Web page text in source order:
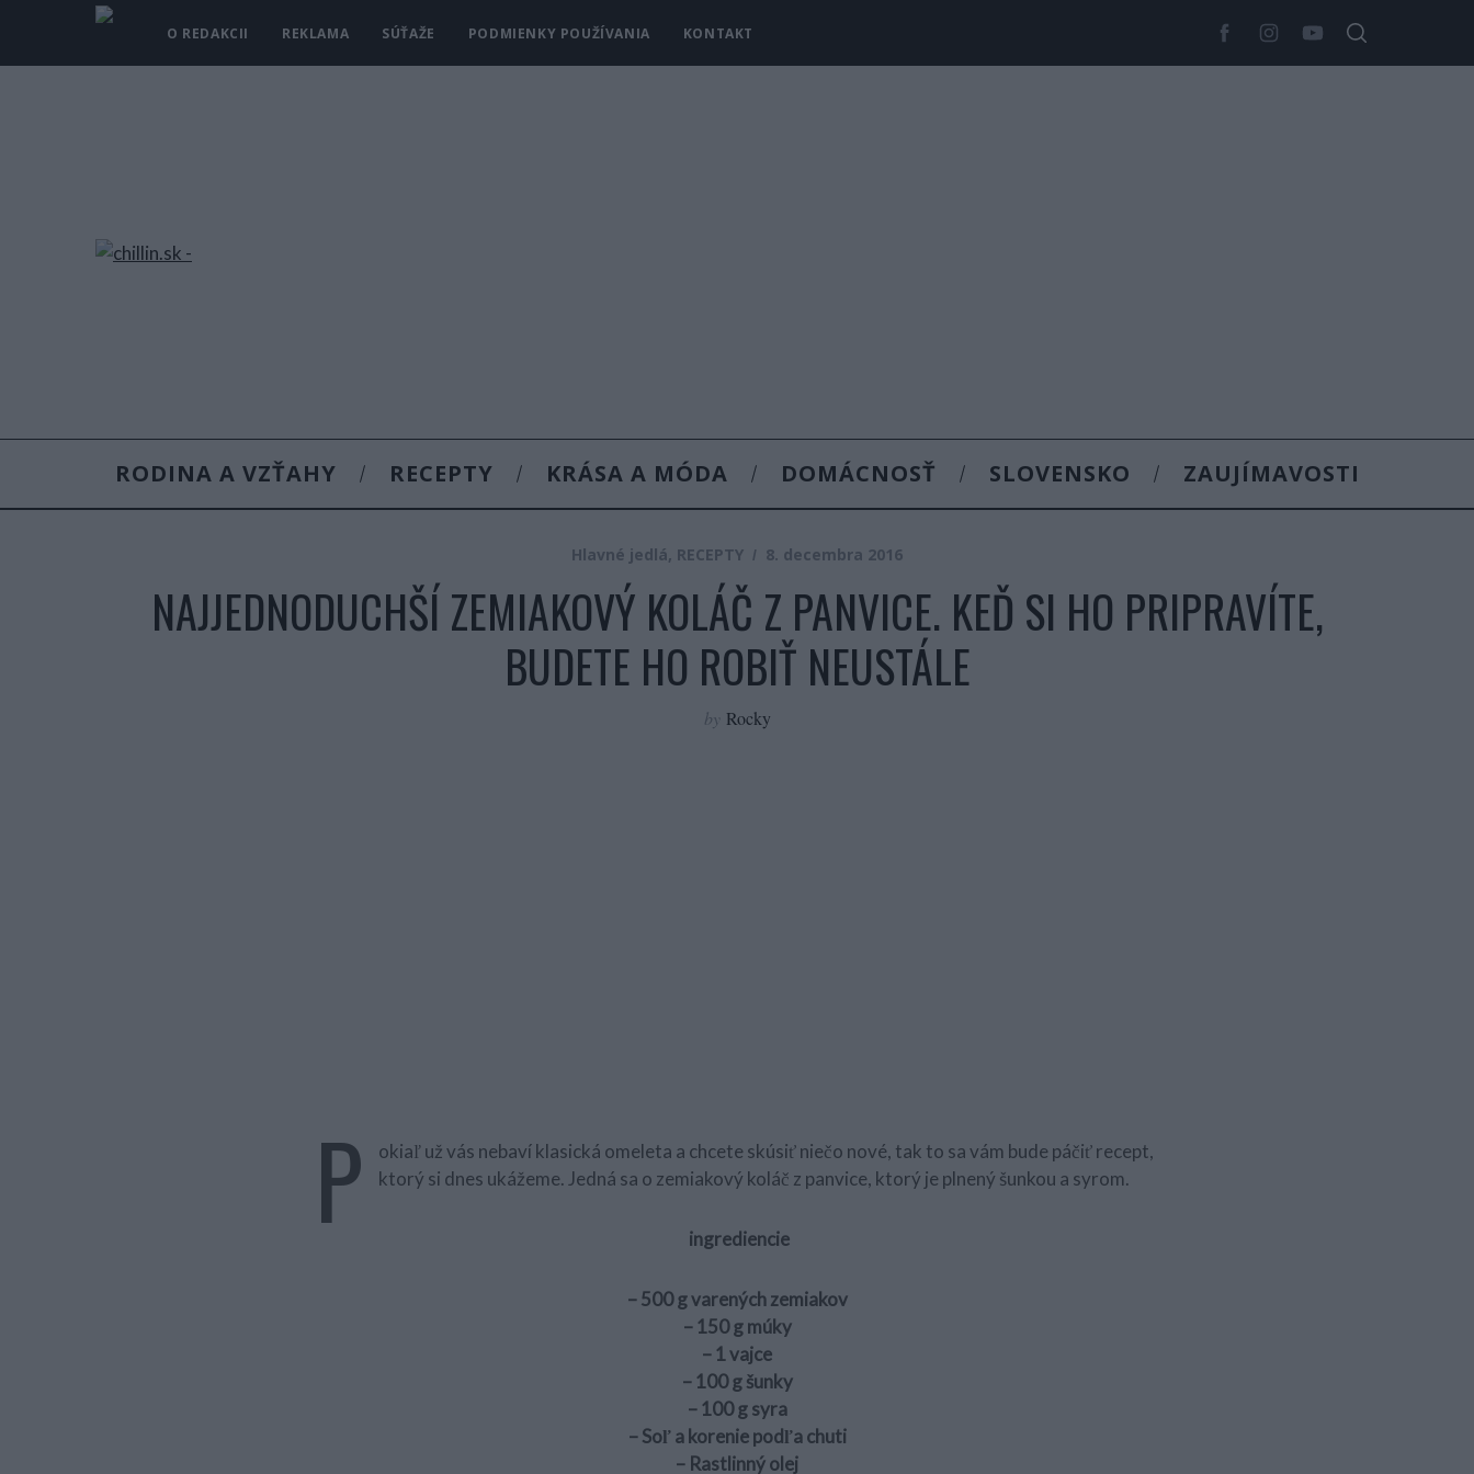
O REDAKCII REKLAMA SÚŤAŽE PODMIENKY POUŽÍVANIA KONTAKT
RODINA A VZŤAHY RECEPTY KRÁSA A MÓDA DOMÁCNOSŤ SLOVENSKO ZAUJÍMAVOSTI
Hlavné jedlá, RECEPTY 8. decembra 2016
NAJJEDNODUCHŠÍ ZEMIAKOVÝ KOLÁČ Z PANVICE. KEĎ SI HO PRIPRAVÍTE,
BUDETE HO ROBIŤ NEUSTÁLE
by Rocky
P
okiaľ už vás nebaví klasická omeleta a chcete skúsiť niečo nové, tak to sa vám bude páčiť recept,
ktorý si dnes ukážeme. Jedná sa o zemiakový koláč z panvice, ktorý je plnený šunkou a syrom.
ingrediencie
– 500 g varených zemiakov
– 150 g múky
– 1 vajce
– 100 g šunky
– 100 g syra
– Soľ a korenie podľa chuti
– Rastlinný olej